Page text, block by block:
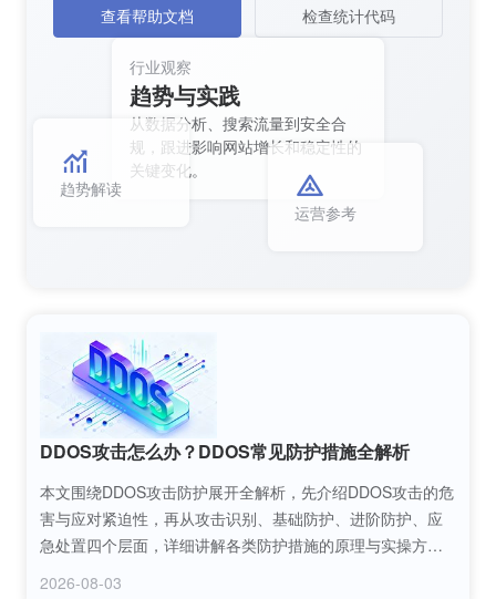
查看帮助文档 检查统计代码
行业观察
趋势与实践
从数据分析、搜索流量到安全合
规，跟进影响网站增长和稳定性的
关键变化。
趋势解读
运营参考
DDOS攻击怎么办？DDOS常见防护措施全解析
本文围绕DDOS攻击防护展开全解析，先介绍DDOS攻击的危
害与应对紧迫性，再从攻击识别、基础防护、进阶防护、应
急处置四个层面，详细讲解各类防护措施的原理与实操方
2026-08-03